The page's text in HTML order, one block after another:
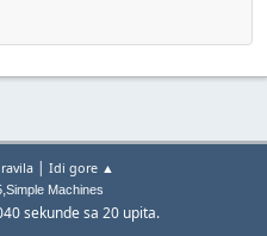
| Idi gore ▲
,Simple Machines
sekunde sa 20 upita.